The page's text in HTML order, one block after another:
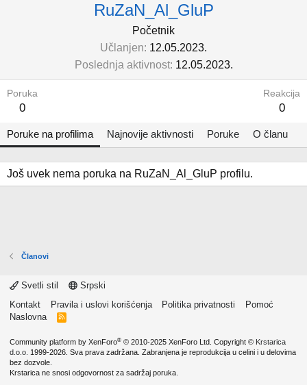
RuZaN_Al_GluP
Početnik
Učlanjen 12.05.2023.
Poslednja aktivnost 12.05.2023.
Poruka
0
Reakcija
0
Poruke na profilima Najnovije aktivnosti Poruke O članu
Još uvek nema poruka na RuZaN_Al_GluP profilu.
Članovi
Svetli stil
Srpski
Kontakt
Pravila i uslovi korišćenja Politika privatnosti
Pomoć
Naslovna
R
Community platform by XenForo® © 2010-2025 XenForo Ltd. Copyright © Krstarica
d.o.o. 1999-2026. Sva prava zadržana. Zabranjena je reprodukcija u celini i u delovima
bez dozvole.
Krstarica ne snosi odgovornost za sadržaj poruka.